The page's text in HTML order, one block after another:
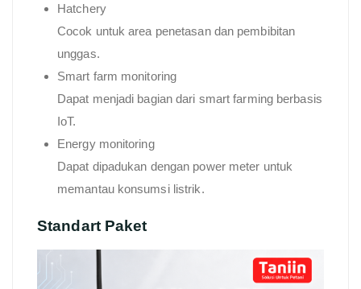
Hatchery
Cocok untuk area penetasan dan pembibitan
unggas.
Smart farm monitoring
Dapat menjadi bagian dari smart farming berbasis
IoT.
Energy monitoring
Dapat dipadukan dengan power meter untuk
memantau konsumsi listrik.
Standart Paket